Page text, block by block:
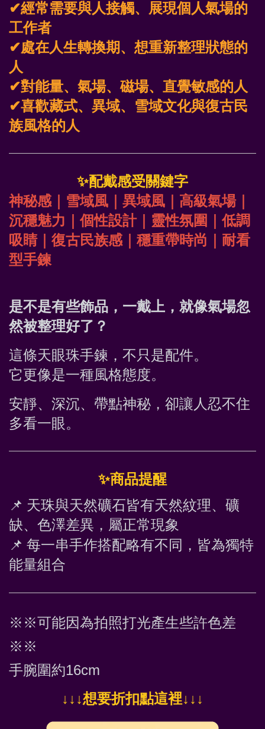
✔經常需要與人接觸、展現個人氣場的
工作者
✔處在人生轉換期、想重新整理狀態的
人
✔對能量、氣場、磁場、直覺敏感的人
✔喜歡藏式、異域、雪域文化與復古民
族風格的人
✨配戴感受關鍵字
神秘感｜雪域風｜異域風｜高級氣場｜
沉穩魅力｜個性設計｜靈性氛圍｜低調
吸睛｜復古民族感｜穩重帶時尚｜耐看
型手鍊
是不是有些飾品，一戴上，就像氣場忽
然被整理好了？
這條天眼珠手鍊，不只是配件。
它更像是一種風格態度。
安靜、深沉、帶點神秘，卻讓人忍不住
多看一眼。
✨商品提醒
📌 天珠與天然礦石皆有天然紋理、礦
缺、色澤差異，屬正常現象
📌 每一串手作搭配略有不同，皆為獨特
能量組合
※※可能因為拍照打光產生些許色差
※※
手腕圍約16cm
↓ ↓↓想要折扣點這裡↓↓↓